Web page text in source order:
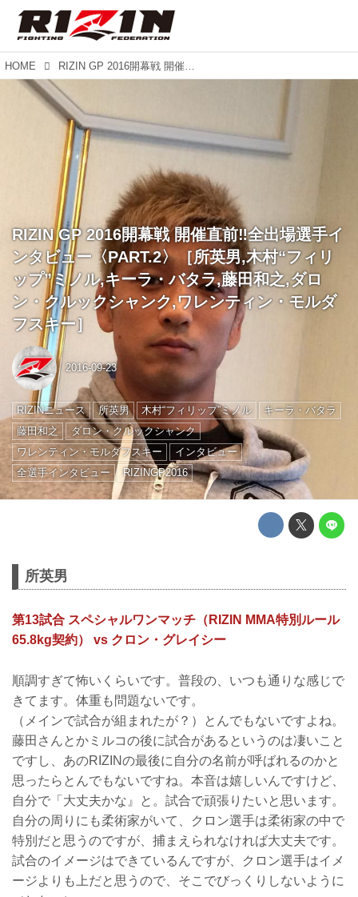
HOME RIZIN GP 2016開幕戦 開催直前‼︎全出場選手インタビュー〈PART.2〉［所英男,木村“フィリップ”ミノル,キーラ・バタラ,藤田和之,ダロン・クルックシャンク,ワレンティン・モルダフスキー］
RIZIN GP 2016開幕戦 開催直前‼︎全出場選手イ
ンタビュー〈PART.2〉［所英男,木村“フィリ
ップ”ミノル,キーラ・バタラ,藤田和之,ダロ
ン・クルックシャンク,ワレンティン・モルダ
フスキー］
2016-09-23
RIZINニュース 所英男 木村“フィリップ”ミノル
キーラ・バタラ
藤田和之
ダロン・クルックシャンク
ワレンティン・モルダフスキー
インタビュー
全選手インタビュー
RIZINGP2016
所英男
第13試合 スペシャルワンマッチ（RIZIN MMA特別ルール
65.8kg契約） vs クロン・グレイシー
順調すぎて怖いくらいです。普段の、いつも通りな感じで
きてます。体重も問題ないです。
（メインで試合が組まれたが？）とんでもないですよね。
藤田さんとかミルコの後に試合があるというのは凄いこと
ですし、あのRIZINの最後に自分の名前が呼ばれるのかと
思ったらとんでもないですね。本音は嬉しいんですけど、
自分で「大丈夫かな』と。試合で頑張りたいと思います。
自分の周りにも柔術家がいて、クロン選手は柔術家の中で
特別だと思うのですが、捕まえられなければ大丈夫です。
試合のイメージはできているんですが、クロン選手はイメ
ージよりも上だと思うので、そこでびっくりしないように